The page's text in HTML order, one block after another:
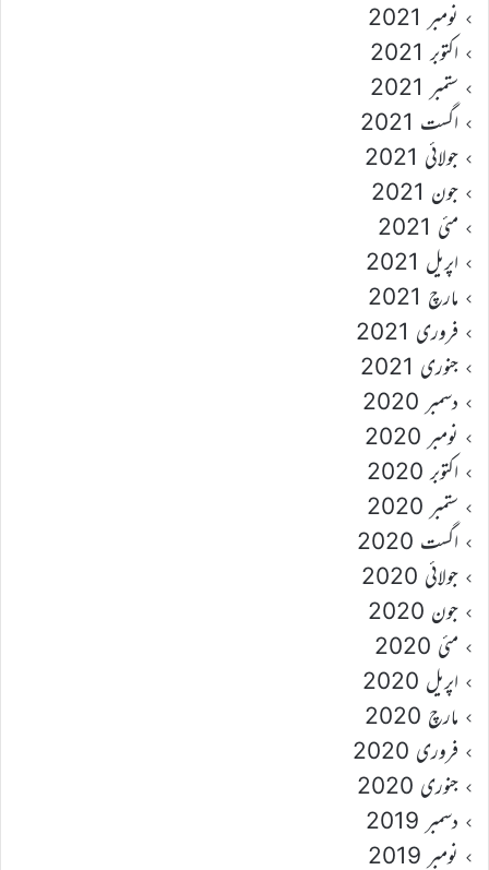
نومبر 2021
اکتوبر 2021
ستمبر 2021
اگست 2021
جولائی 2021
جون 2021
مئی 2021
اپریل 2021
مارچ 2021
فروری 2021
جنوری 2021
دسمبر 2020
نومبر 2020
اکتوبر 2020
ستمبر 2020
اگست 2020
جولائی 2020
جون 2020
مئی 2020
اپریل 2020
مارچ 2020
فروری 2020
جنوری 2020
دسمبر 2019
نومبر 2019